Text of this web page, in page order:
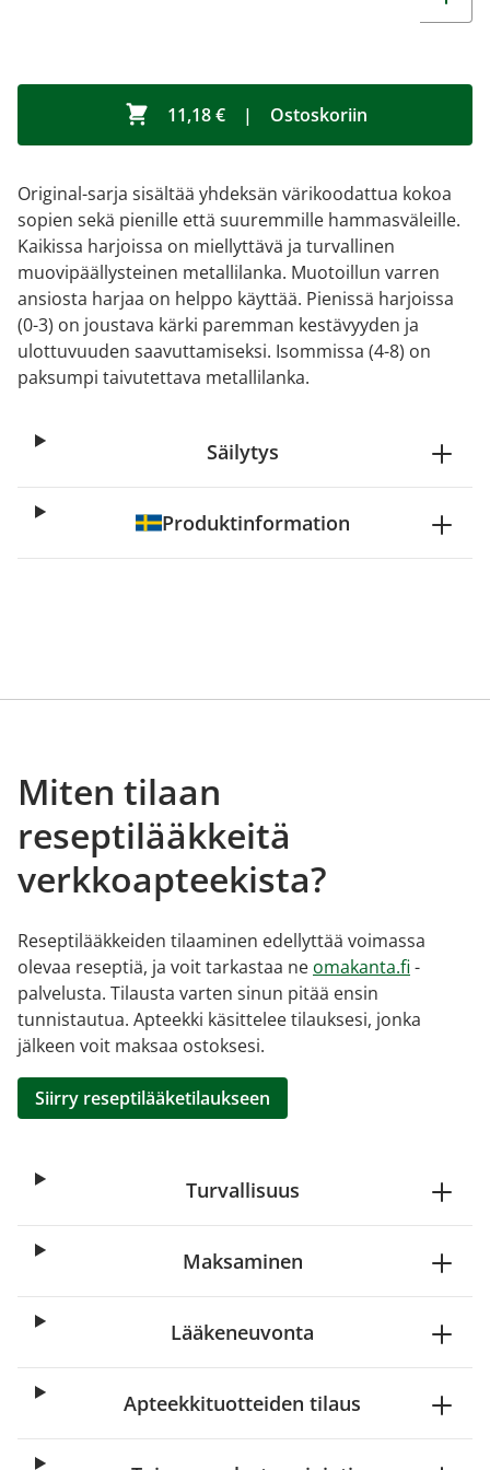
11,18 € | Ostoskoriin
Original-sarja sisältää yhdeksän värikoodattua kokoa
sopien sekä pienille että suuremmille hammasväleille.
Kaikissa harjoissa on miellyttävä ja turvallinen
muovipäällysteinen metallilanka. Muotoillun varren
ansiosta harjaa on helppo käyttää. Pienissä harjoissa
(0-3) on joustava kärki paremman kestävyyden ja
ulottuvuuden saavuttamiseksi. Isommissa (4-8) on
paksumpi taivutettava metallilanka.
Säilytys
Produktinformation
Miten tilaan
reseptilääkkeitä
verkkoapteekista?
Reseptilääkkeiden tilaaminen edellyttää voimassa
olevaa reseptiä, ja voit tarkastaa ne omakanta.fi -
palvelusta. Tilausta varten sinun pitää ensin
tunnistautua. Apteekki käsittelee tilauksesi, jonka
jälkeen voit maksaa ostoksesi.
Siirry reseptilääketilaukseen
Turvallisuus
Maksaminen
Lääkeneuvonta
Apteekkituotteiden tilaus